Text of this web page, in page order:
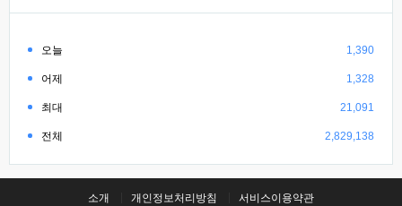
오늘 1,390
어제 1,328
최대 21,091
전체 2,829,138
소개 개인정보처리방침 서비스이용약관